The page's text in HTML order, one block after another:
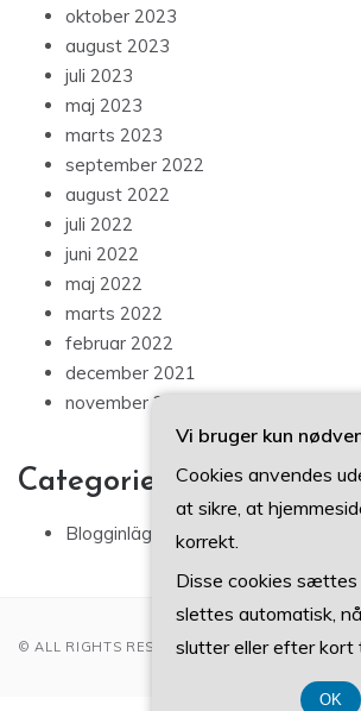
oktober 2023
august 2023
juli 2023
maj 2023
marts 2023
september 2022
august 2022
juli 2022
juni 2022
maj 2022
marts 2022
februar 2022
december 2021
november 2021
Categories
Blogginlägg
© ALL RIGHTS RESERVED 2022
Vi bruger kun
Cookies anvendes
at sikre, at
korrekt.
Disse cookies sættes
slettes automatisk,
slutter eller efter kort
OK